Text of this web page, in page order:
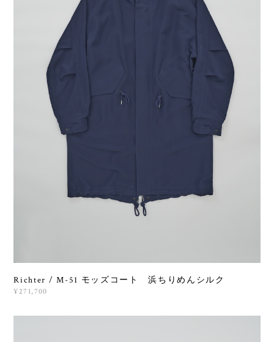
Richter / M-51 モッズコート 浜ちりめんシルク
¥271,700